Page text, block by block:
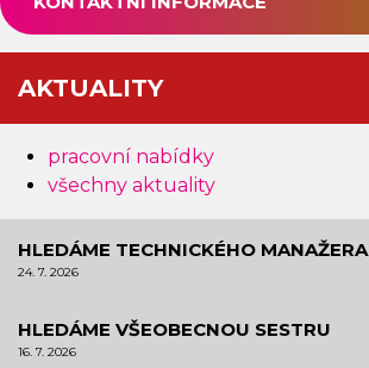
AKTUALITY
pracovní nabídky
všechny aktuality
HLEDÁME TECHNICKÉHO MANAŽERA
24. 7. 2026
HLEDÁME VŠEOBECNOU SESTRU
16. 7. 2026